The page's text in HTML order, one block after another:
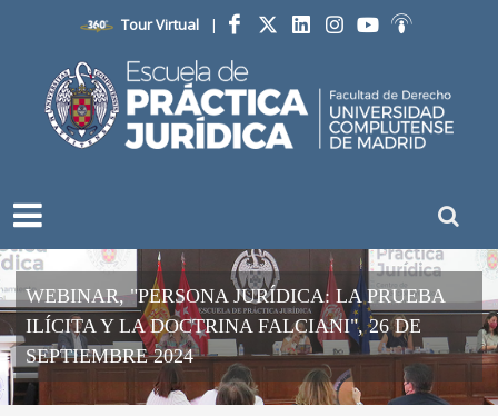
Tour Virtual |
Facebook
WEBINAR, "PERSONA JURÍDICA: LA PRUEBA
ILÍCITA Y LA DOCTRINA FALCIANI", 26 DE
SEPTIEMBRE 2024